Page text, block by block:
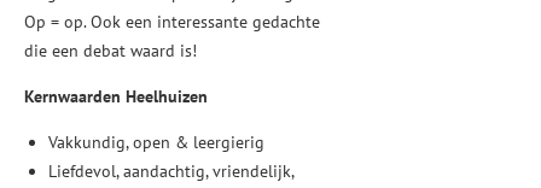
Op = op. Ook een interessante gedachte
die een debat waard is!
Kernwaarden Heelhuizen
Vakkundig, open & leergierig
Liefdevol, aandachtig, vriendelijk,